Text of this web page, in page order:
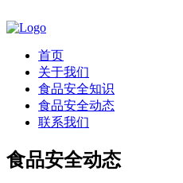
首页
关于我们
食品安全知识
食品安全动态
联系我们
食品安全动态